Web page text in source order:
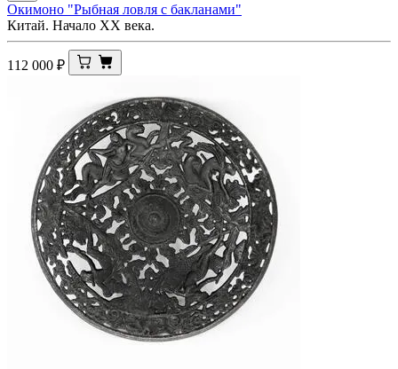
Окимоно "Рыбная ловля с бакланами"
Китай. Начало XX века.
112 000 ₽